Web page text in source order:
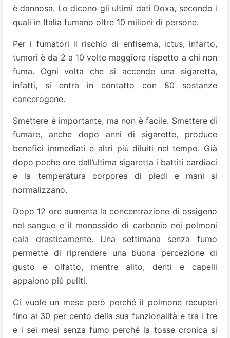
è dannosa. Lo dicono gli ultimi dati Doxa, secondo i
quali in Italia fumano oltre 10 milioni di persone.
Per i fumatori il rischio di enfisema, ictus, infarto,
tumori è da 2 a 10 volte maggiore rispetto a chi non
fuma. Ogni volta che si accende una sigaretta,
infatti, si entra in contatto con 80 sostanze
cancerogene.
Smettere è importante, ma non è facile. Smettere di
fumare, anche dopo anni di sigarette, produce
benefici immediati e altri più diluiti nel tempo. Già
dopo poche ore dall’ultima sigaretta i battiti cardiaci
e la temperatura corporea di piedi e mani si
normalizzano.
Dopo 12 ore aumenta la concentrazione di ossigeno
nel sangue e il monossido di carbonio nei polmoni
cala drasticamente. Una settimana senza fumo
permette di riprendere una buona percezione di
gusto e olfatto, mentre alito, denti e capelli
appaiono più puliti.
Ci vuole un mese però perché il polmone recuperi
fino al 30 per cento della sua funzionalità e tra i tre
e i sei mesi senza fumo perché la tosse cronica si